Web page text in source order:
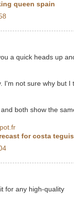
queen spain
a quick heads up
I'm not sure why but I
both show the
for costa
for any high-quality